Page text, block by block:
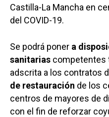
Castilla-La Mancha en
del COVID-19.
Se podrá poner a
sanitarias competentes
adscrita a los contratos
de restauración de los
centros de mayores de
con el fin de reforzar